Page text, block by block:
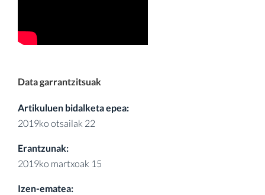
Data garrantzitsuak
Artikuluen bidalketa epea:
2019ko otsailak 22
Erantzunak:
2019ko martxoak 15
Izen-ematea: